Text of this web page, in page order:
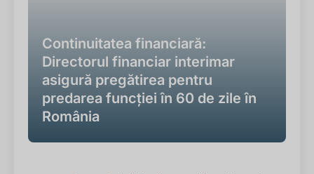
Continuitatea financiară:
Directorul financiar interimar
asigură pregătirea pentru
predarea funcției în 60 de zile în
România